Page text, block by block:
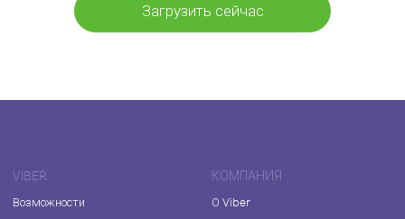
Загрузить сейчас
VIBER
Возможности
КОМПАНИЯ
О Viber